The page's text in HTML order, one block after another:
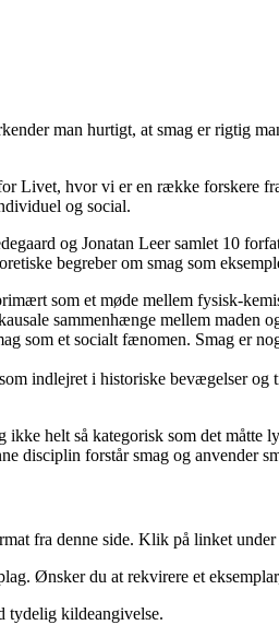
man hurtigt, at smag er rigtig
Livet, hvor vi er en række forskere
og social.
og Jonatan Leer samlet 10
begreber om smag som
som et møde mellem fysisk-
sammenhænge mellem maden
som et socialt fænomen. Smag er
indlejret i historiske bevægelser
helt så kategorisk som det
disciplin forstår smag og anvender
fra denne side. Klik på linket
Ønsker du at rekvirere et
tydelig kildeangivelse.